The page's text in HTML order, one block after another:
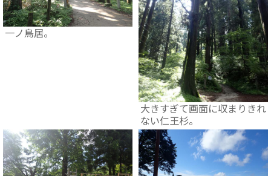
一ノ鳥居。
大きすぎて画面に収まりきれ
ない仁王杉。